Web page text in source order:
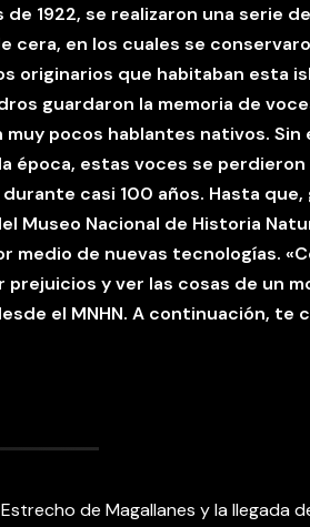
de 1922, se realizaron una serie
cera, en los cuales se
originarios que habitaban esta
guardaron la memoria de
pocos hablantes nativos. Sin
época, estas voces se
casi 100 años. Hasta que,
Museo Nacional de Historia
medio de nuevas tecnologías.
y ver las cosas de un
el MNHN. A continuación, te
de Magallanes y la llegada